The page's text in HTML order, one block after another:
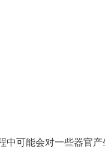
中可能会对一些器官